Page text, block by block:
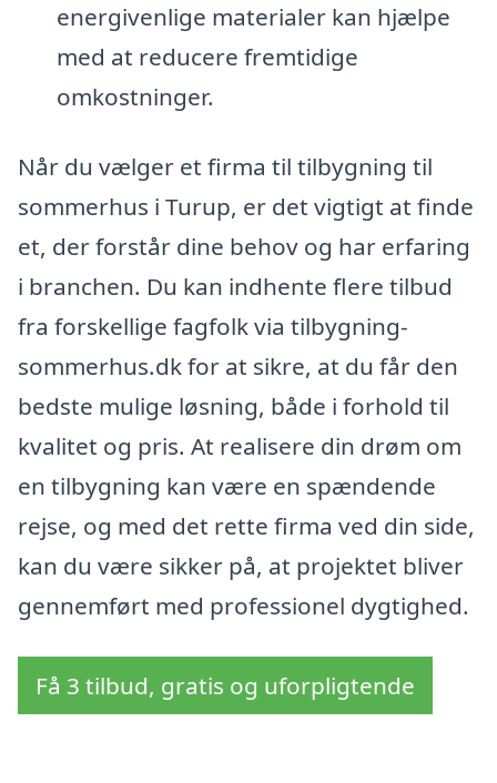
energivenlige materialer kan hjælpe
med at reducere fremtidige
omkostninger.
Når du vælger et firma til tilbygning til
sommerhus i Turup, er det vigtigt at finde
et, der forstår dine behov og har erfaring
i branchen. Du kan indhente flere tilbud
fra forskellige fagfolk via tilbygning-
sommerhus.dk for at sikre, at du får den
bedste mulige løsning, både i forhold til
kvalitet og pris. At realisere din drøm om
en tilbygning kan være en spændende
rejse, og med det rette firma ved din side,
kan du være sikker på, at projektet bliver
gennemført med professionel dygtighed.
Få 3 tilbud, gratis og uforpligtende